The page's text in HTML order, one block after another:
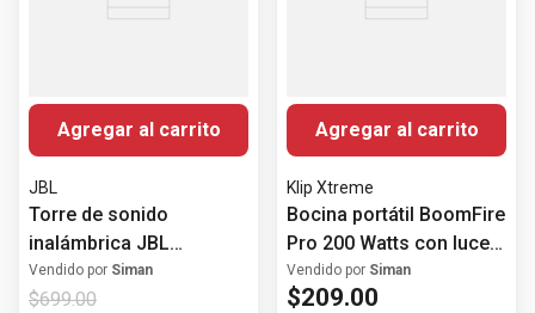
Agregar al carrito
JBL
Torre de sonido
inalámbrica JBL
PartyBox Club 320 240W
Vendido por Siman
$699.00
Agregar al carrito
Klip Xtreme
Bocina portátil BoomFire
Pro 200 Watts con luces
LED
Vendido por Siman
$209.00